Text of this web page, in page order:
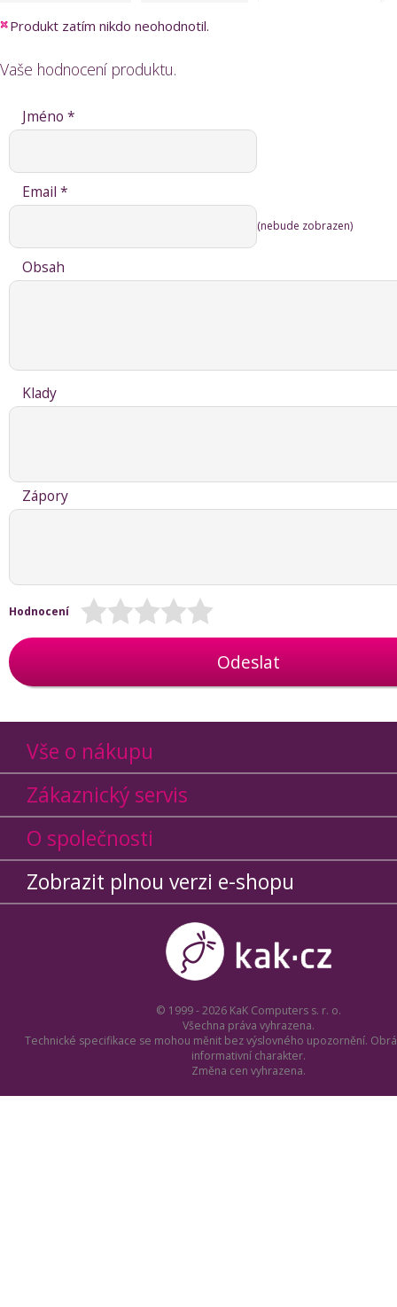
Produkt zatím nikdo neohodnotil.
Vaše hodnocení produktu.
Jméno *
Email *
(nebude zobrazen)
Obsah
Klady
Zápory
Hodnocení
Odeslat
Vše o nákupu
Zákaznický servis
O společnosti
Zobrazit plnou verzi e-shopu
© 1999 - 2026 KaK Computers s. r. o.
Všechna práva vyhrazena.
Technické specifikace se mohou měnit bez výslovného upozornění.
informativní charakter.
Změna cen vyhrazena.